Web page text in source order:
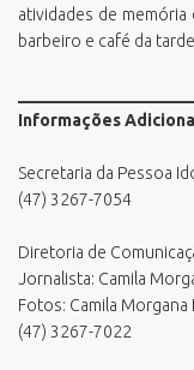
atividades de memória
barbeiro e café da
Informações
Secretaria da Pessoa
(47) 3267-7054
Diretoria de
Jornalista: Camila
Fotos: Camila Morgana
(47) 3267-7022